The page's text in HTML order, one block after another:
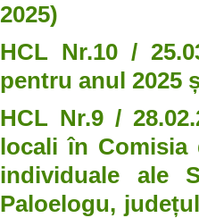
2025)
HCL Nr.10 /
pentru anul 2025
HCL Nr.9 /
locali în Comisia
individuale ale
Paloelogu,